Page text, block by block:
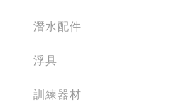
潛水配件
浮具
訓練器材